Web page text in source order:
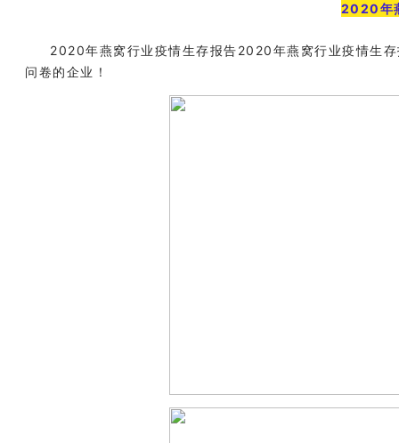
2020年
2020年燕窝行业疫情生存报告2020年燕窝行业疫情生
问卷的企业！